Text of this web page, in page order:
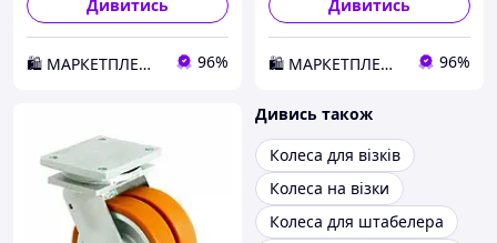
Дивитись
🛍️ МАРКЕТПЛЕЙС DMD 96%
Дивитись
🛍️ МАРКЕТПЛЕЙС DMD 96%
Дивись також
Колеса для візків
Колеса на візки
Колеса для штабелера